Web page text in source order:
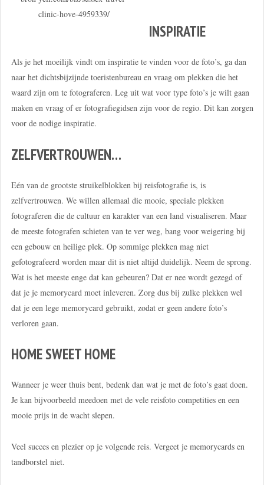
clinic-hove-4959339/
INSPIRATIE
Als je het moeilijk vindt om inspiratie te vinden voor de foto’s, ga dan
naar het dichtsbijzijnde toeristenbureau en vraag om plekken die het
waard zijn om te fotograferen. Leg uit wat voor type foto’s je wilt gaan
maken en vraag of er fotografiegidsen zijn voor de regio. Dit kan zorgen
voor de nodige inspiratie.
ZELFVERTROUWEN…
Eén van de grootste struikelblokken bij reisfotografie is, is
zelfvertrouwen. We willen allemaal die mooie, speciale plekken
fotograferen die de cultuur en karakter van een land visualiseren. Maar
de meeste fotografen schieten van te ver weg, bang voor weigering bij
een gebouw en heilige plek. Op sommige plekken mag niet
gefotografeerd worden maar dit is niet altijd duidelijk. Neem de sprong.
Wat is het meeste enge dat kan gebeuren? Dat er nee wordt gezegd of
dat je je memorycard moet inleveren. Zorg dus bij zulke plekken wel
dat je een lege memorycard gebruikt, zodat er geen andere foto’s
verloren gaan.
HOME SWEET HOME
Wanneer je weer thuis bent, bedenk dan wat je met de foto’s gaat doen.
Je kan bijvoorbeeld meedoen met de vele reisfoto competities en een
mooie prijs in de wacht slepen.
Veel succes en plezier op je volgende reis. Vergeet je memorycards en
tandborstel niet.